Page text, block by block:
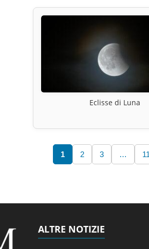
Eclisse di Luna
1 2 3 … 11
ALTRE NOTIZIE